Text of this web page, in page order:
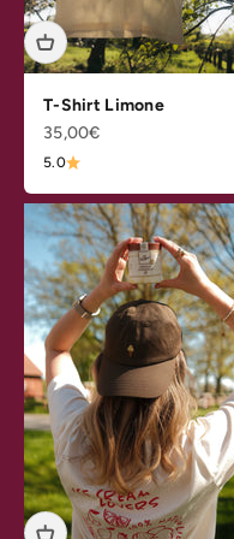
T-Shirt Limone
Angebot
35,00€
5.0